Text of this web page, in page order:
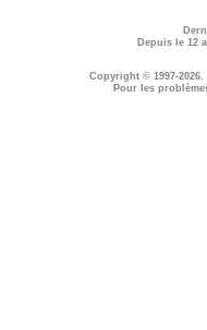
Depuis le 12
Copyright © 1997-2026.
Pour les